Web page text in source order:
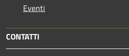
Eventi
CONTATTI